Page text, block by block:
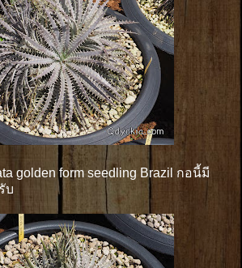
golden form seedling Brazil กอนี้มี
บ